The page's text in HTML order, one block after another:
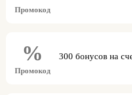
Промокод
%
Промокод
300 бонусов на